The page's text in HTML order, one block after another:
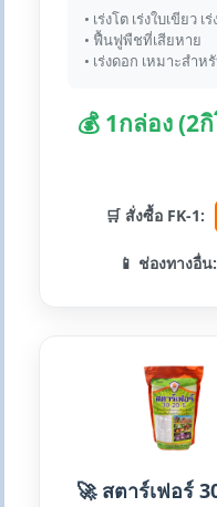
• เร่งโต เร่งใบเขียว เ
• ฟื้นฟูพืชที่เสียหาย
• เร่งดอก เหมาะสำ
💰 1กล่อง (2
🛒 สั่งซื้อ FK-1:
📱 ช่องทางอื่น:
🚀 สตาร์เฟอร์